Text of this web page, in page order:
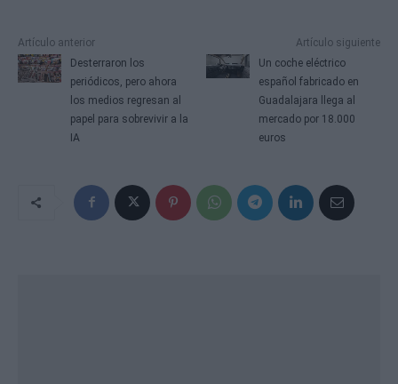
Artículo anterior
Desterraron los
periódicos, pero ahora
los medios regresan al
papel para sobrevivir a la
IA
Artículo siguiente
Un coche eléctrico
español fabricado en
Guadalajara llega al
mercado por 18.000
euros